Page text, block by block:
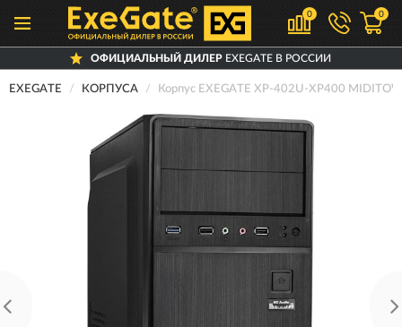
0 0
ОФИЦИАЛЬНЫЙ ДИЛЕРEXEGATE В РОССИИ
EXEGATE КОРПУСА Корпус EXEGATE XP-402U-XP400